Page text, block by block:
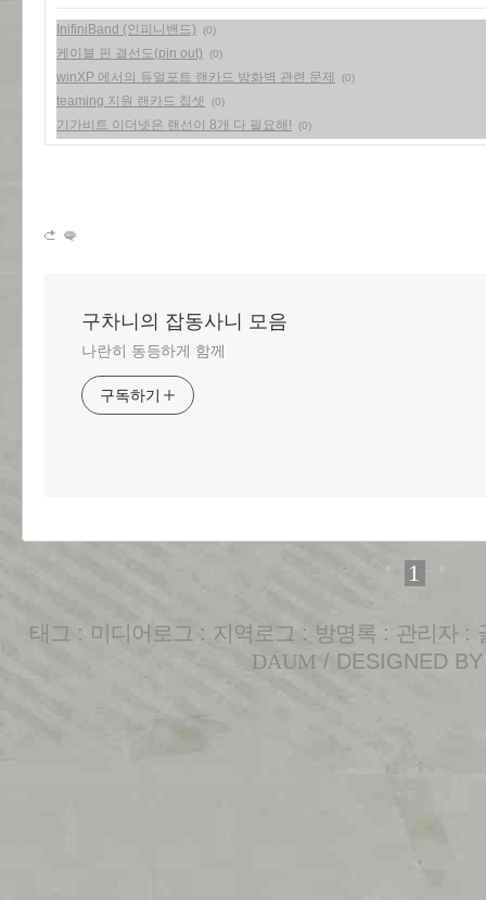
InifiniBand (인피니밴드) (0)
케이블 핀 결선도(pin out) (0)
winXP 에서의 듀얼포트 랜카드 방화벽 관련 문제 (0)
teaming 지원 랜카드 칩셋 (0)
기가비트 이더넷은 랜선이 8개 다 필요해! (0)
구차니의 잡동사니 모음
나란히 동등하게 함께
구독하기
1
태그 : 미디어로그 : 지역로그 : 방명록 : 관리자:
DAUM / DESIGNED